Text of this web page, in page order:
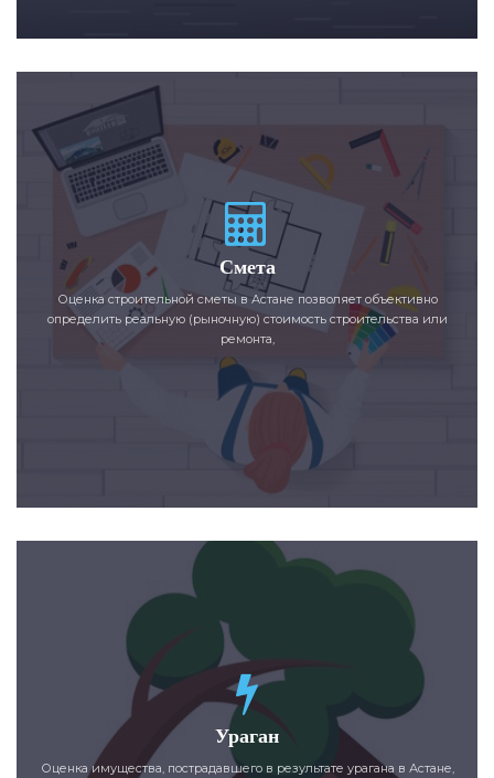
Смета
Оценка строительной сметы в Астане позволяет объективно
определить реальную (рыночную) стоимость строительства или
ремонта,
Ураган
Оценка имущества, пострадавшего в результате урагана в Астане,